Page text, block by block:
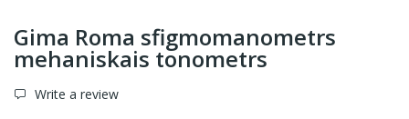
Gima Roma sfigmomanometrs
mehaniskais tonometrs
Write a review